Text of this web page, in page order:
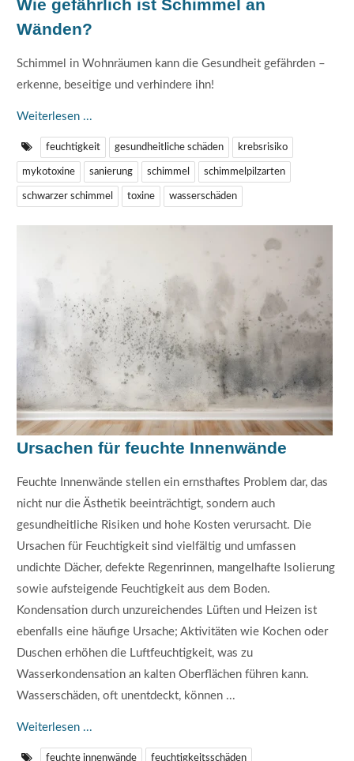
Wie gefährlich ist Schimmel an
Wänden?
Schimmel in Wohnräumen kann die Gesundheit gefährden –
erkenne, beseitige und verhindere ihn!
Weiterlesen ...
feuchtigkeit gesundheitliche schäden krebsrisiko
mykotoxine sanierung schimmel schimmelpilzarten
schwarzer schimmel toxine wasserschäden
Ursachen für feuchte Innenwände
Feuchte Innenwände stellen ein ernsthaftes Problem dar, das
nicht nur die Ästhetik beeinträchtigt, sondern auch
gesundheitliche Risiken und hohe Kosten verursacht. Die
Ursachen für Feuchtigkeit sind vielfältig und umfassen
undichte Dächer, defekte Regenrinnen, mangelhafte Isolierung
sowie aufsteigende Feuchtigkeit aus dem Boden.
Kondensation durch unzureichendes Lüften und Heizen ist
ebenfalls eine häufige Ursache; Aktivitäten wie Kochen oder
Duschen erhöhen die Luftfeuchtigkeit, was zu
Wasserkondensation an kalten Oberflächen führen kann.
Wasserschäden, oft unentdeckt, können ...
Weiterlesen ...
feuchte innenwände feuchtigkeitsschäden